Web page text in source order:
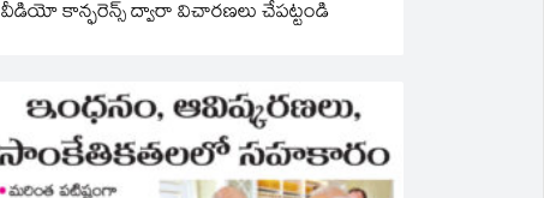
వీడియో కాన్ఫరెన్స్ ద్వారా విచారణలు చేపట్టండి